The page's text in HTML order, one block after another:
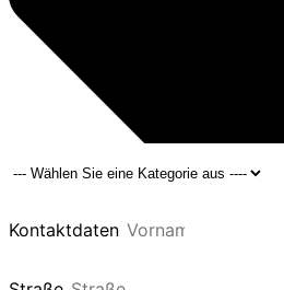
Kontaktdaten